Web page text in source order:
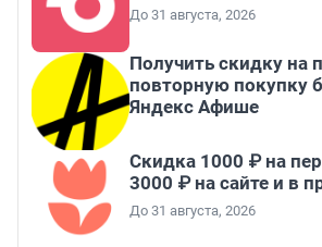
До 31 августа, 2026
Получить скидку на
повторную покупку
Яндекс Афише
Скидка 1000 ₽ на
3000 ₽ на сайте и в
До 31 августа, 2026